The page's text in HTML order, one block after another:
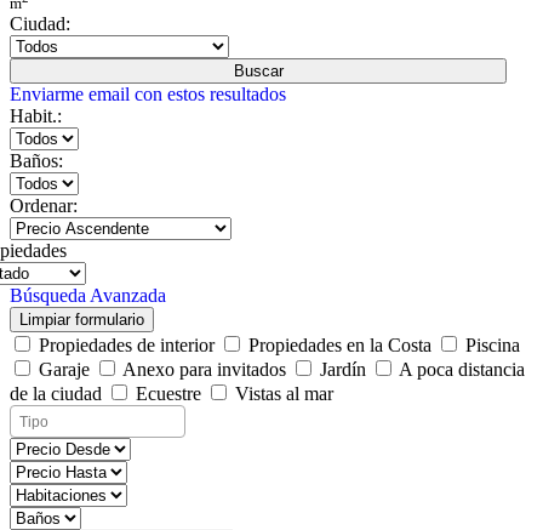
Ciudad:
Buscar
Enviarme email con estos resultados
Habit.:
Baños:
Ordenar:
Búsqueda Avanzada
Limpiar formulario
Propiedades de interior Propiedades en la Costa
Piscina
Garaje
Anexo para invitados Jardín
A poca distancia
de la ciudad
Ecuestre Vistas al mar